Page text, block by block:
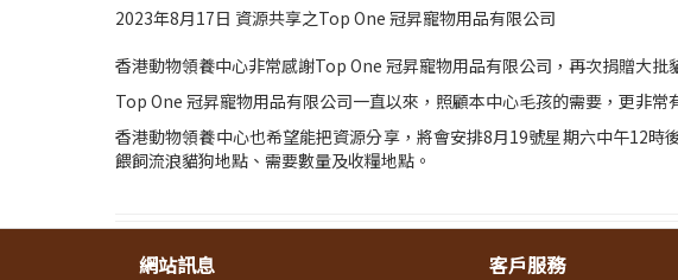
2023年8月17日 資源共享之Top One 冠昇寵物用品有限公司
香港動物領養中心非常感謝Top One 冠昇寵物用品有限公司，再次捐贈大批
Top One 冠昇寵物用品有限公司一直以來，照顧本中心毛孩的需要，更非
香港動物領養中心也希望能把資源分享，將會安排8月19號星期六中午12
餵飼流浪貓狗地點、需要數量及收糧地點。
網站訊息 客戶服務